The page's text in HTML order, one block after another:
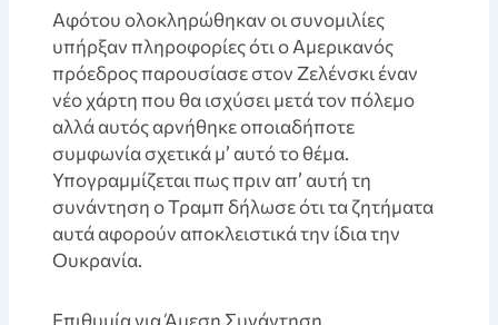
Aφότου ολοκληρώθηκαν οι συνομιλίες
υπήρξαν πληροφορίες ότι ο Αμερικανός
πρόεδρος παρουσίασε στον Ζελένσκι έναν
νέο χάρτη που θα ισχύσει μετά τον πόλεμο
αλλά αυτός αρνήθηκε οποιαδήποτε
συμφωνία σχετικά μ’ αυτό το θέμα.
Υπογραμμίζεται πως πριν απ’ αυτή τη
συνάντηση ο Τραμπ δήλωσε ότι τα ζητήματα
αυτά αφορούν αποκλειστικά την ίδια την
Ουκρανία.
Eπιθυμία για Άμεση Συνάντηση